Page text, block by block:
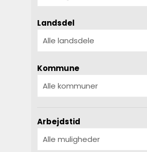
Landsdel
Kommune
Arbejdstid